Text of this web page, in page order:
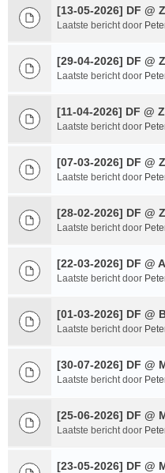
[13-05-2026] DF @
Laatste bericht door
[29-04-2026] DF @
Laatste bericht door
[11-04-2026] DF @
Laatste bericht door
[07-03-2026] DF @
Laatste bericht door
[28-02-2026] DF @
Laatste bericht door
[22-03-2026] DF @
Laatste bericht door
[01-03-2026] DF @
Laatste bericht door
[30-07-2026] DF @
Laatste bericht door
[25-06-2026] DF @
Laatste bericht door
[23-05-2026] DF @